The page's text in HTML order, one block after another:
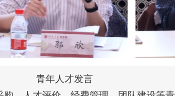
青年人才发言